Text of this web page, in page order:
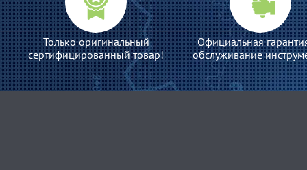
Только оригинальный
сертифицированный товар!
Официальная
обслуживание